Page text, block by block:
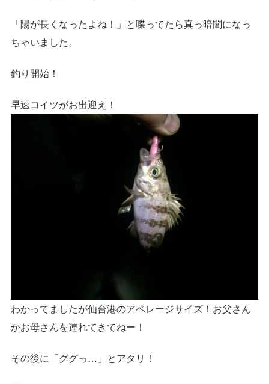
「陽が長くなったよね！」と喋ってたら真っ暗闇になっ
ちゃいました。
釣り開始！
早速コイツがお出迎え！
わかってましたが仙台港のアベレージサイズ！お父さん
かお母さんを連れてきてねー！
その後に「ググっ…」とアタリ！